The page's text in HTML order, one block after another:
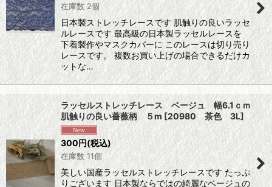
在庫数 2個
日本製ストレッチレースです 肌触りの良いラッセ
ルレースです 最高級の日本製ラッセルレースを
下着製作やマスクカバーに このレースは切り売り
レースです。 複数お買い上げの場合できるだけカ
ットな…
ラッセルストレッチレース ベージュ 幅6.1ｃｍ
肌触りの良い薔薇柄 ５m [20980 茶色 3L]
300円(税込)
在庫数 11個
美しい国産ラッセルストレッチレースです たっぷ
りございます 日本製ならではの綺麗なベージュの